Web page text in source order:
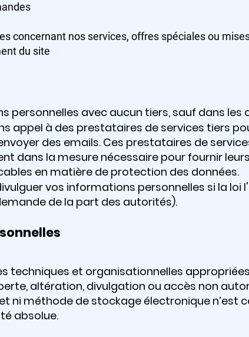
concernant nos services, offres spéciales ou
du site
personnelles avec aucun tiers, sauf dans les
appel à des prestataires de services tiers
des emails. Ces prestataires de
dans la mesure nécessaire pour fournir
en matière de protection des données.
vos informations personnelles si la loi
de la part des autorités).
techniques et organisationnelles
altération, divulgation ou accès non
ni méthode de stockage électronique n’est
absolue.